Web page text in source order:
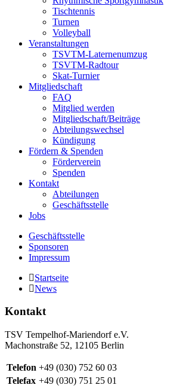
Tischtennis
Turnen
Volleyball
Veranstaltungen
TSVTM-Laternenumzug
TSVTM-Radtour
Skat-Turnier
Mitgliedschaft
FAQ
Mitglied werden
Mitgliedschaft/Beiträge
Abteilungswechsel
Kündigung
Fördern & Spenden
Förderverein
Spenden
Kontakt
Abteilungen
Geschäftsstelle
Jobs
Geschäftsstelle
Sponsoren
Impressum
Startseite
News
Kontakt
TSV Tempelhof-Mariendorf e.V.
Machonstraße 52, 12105 Berlin
Telefon +49 (030) 752 60 03
Telefax +49 (030) 751 25 01